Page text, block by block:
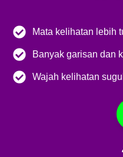
Mata kelihatan lebih
Banyak garisan dan
Wajah kelihatan